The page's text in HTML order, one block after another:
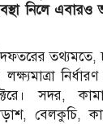
নিলে
সদর,
বেলকুচি,